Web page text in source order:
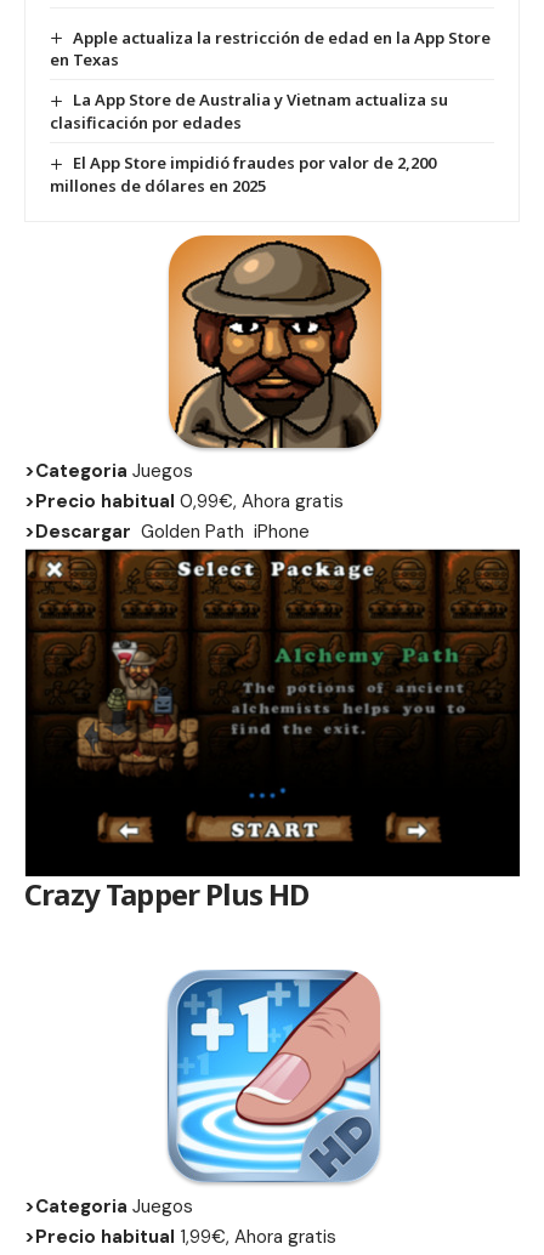
Apple actualiza la restricción de edad en la App Store
en Texas
La App Store de Australia y Vietnam actualiza su
clasificación por edades
El App Store impidió fraudes por valor de 2,200
millones de dólares en 2025
>Categoria Juegos
>Precio habitual 0,99€, Ahora gratis
>Descargar Golden Path iPhone
Crazy Tapper Plus HD
>Categoria Juegos
>Precio habitual 1,99€, Ahora gratis